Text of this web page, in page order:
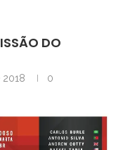
DO
2018
0